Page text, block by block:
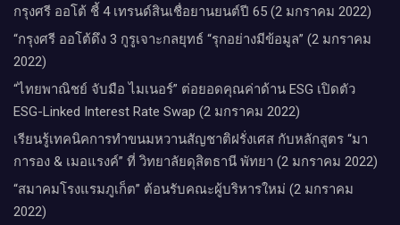
กรุงศรี ออโต้ ชี้ 4 เทรนด์สินเชื่อยานยนต์ปี 65 (2 มกราคม 2022)
“กรุงศรี ออโต้ดึง 3 กูรูเจาะกลยุทธ์ “รุกอย่างมีข้อมูล” (2 มกราคม
2022)
“ไทยพาณิชย์ จับมือ ไมเนอร์” ต่อยอดคุณค่าด้าน ESG เปิดตัว
ESG-Linked Interest Rate Swap (2 มกราคม 2022)
เรียนรู้เทคนิคการทำขนมหวานสัญชาติฝรั่งเศส กับหลักสูตร “มา
การอง & เมอแรงค์” ที่ วิทยาลัยดุสิตธานี พัทยา (2 มกราคม 2022)
“สมาคมโรงแรมภูเก็ต” ต้อนรับคณะผู้บริหารใหม่ (2 มกราคม
2022)